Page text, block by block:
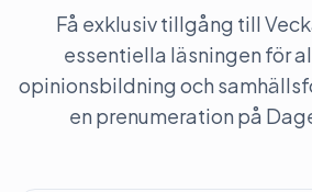
Få exklusiv tillgång till
essentiella läsningen för
opinionsbildning och
en prenumeration på